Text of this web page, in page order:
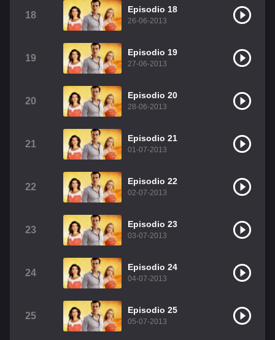
18
Episodio 18
26-06-2013
19
Episodio 19
27-06-2013
20
Episodio 20
28-06-2013
21
Episodio 21
01-07-2013
22
Episodio 22
02-07-2013
23
Episodio 23
03-07-2013
24
Episodio 24
04-07-2013
25
Episodio 25
05-07-2013